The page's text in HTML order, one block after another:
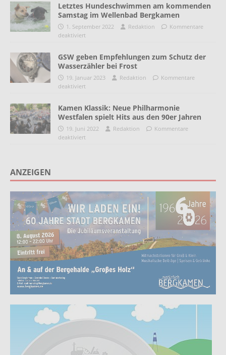
Letztes Hundeschwimmen am kommenden
Samstag im Wellenbad Bergkamen
1. September 2022 Redaktion
Kommentare
deaktiviert
GSW geben Empfehlungen zum Schutz der
Wasserzähler bei Frost
19. Januar 2023 Redaktion
Kommentare
deaktiviert
Kamen Klassik: Neue Philharmonie
Westfalen spielt Hits aus den 90er Jahren
19. Juni 2022 Redaktion
Kommentare
deaktiviert
ANZEIGEN